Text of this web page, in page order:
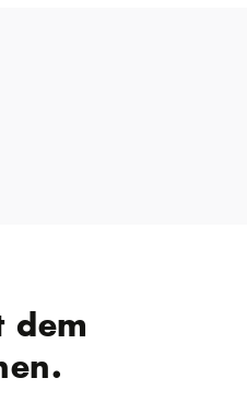
dem